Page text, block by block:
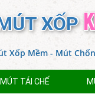
XỐP
Xốp Mềm - Mút
MÚT TÁI CHẾ